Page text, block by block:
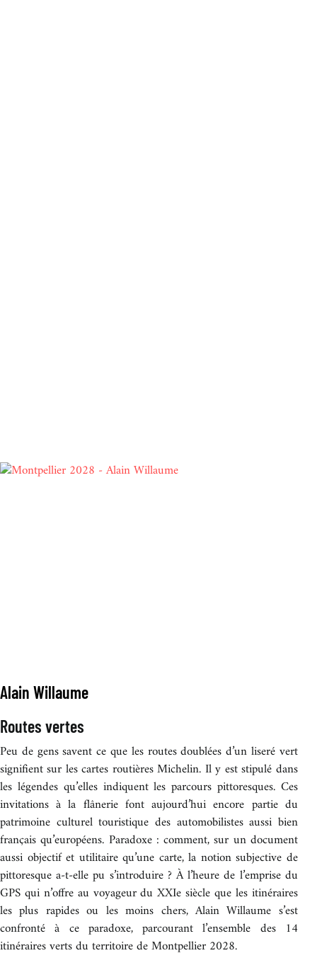
Alain Willaume
Routes vertes
Peu de gens savent ce que les routes doublées d’un liseré vert
signifient sur les cartes routières Michelin. Il y est stipulé dans
les légendes qu’elles indiquent les parcours pittoresques. Ces
invitations à la flânerie font aujourd’hui encore partie du
patrimoine culturel touristique des automobilistes aussi bien
français qu’européens. Paradoxe : comment, sur un document
aussi objectif et utilitaire qu’une carte, la notion subjective de
pittoresque a-t-elle pu s’introduire ? À l’heure de l’emprise du
GPS qui n’offre au voyageur du XXIe siècle que les itinéraires
les plus rapides ou les moins chers, Alain Willaume s’est
confronté à ce paradoxe, parcourant l’ensemble des 14
itinéraires verts du territoire de Montpellier 2028.